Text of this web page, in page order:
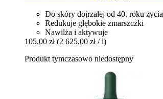
Do skóry dojrzałej od 40. roku życia
Redukuje głębokie zmarszczki
Nawilża i aktywuje
105,00 zł (2 625,00 zł / l)
Produkt tymczasowo niedostępny